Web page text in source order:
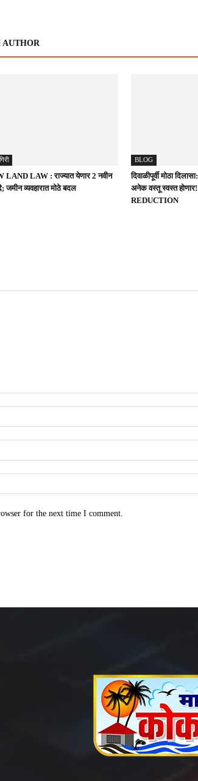
AUTHOR
LAND LAW : राज्यात येणार 2 नवीन
जमीन व्यवहारात मोठे बदल
BLOG
दिवाळीपूर्वी मोठा
अनेक वस्तू स्वस्त
REDUCTION
for the next time I comment.